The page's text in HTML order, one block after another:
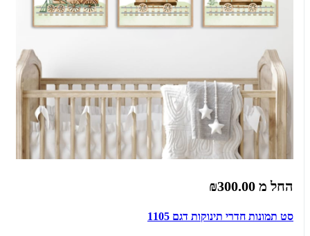
החל מ ₪300.00
סט תמונות חדרי תינוקות דגם 1105